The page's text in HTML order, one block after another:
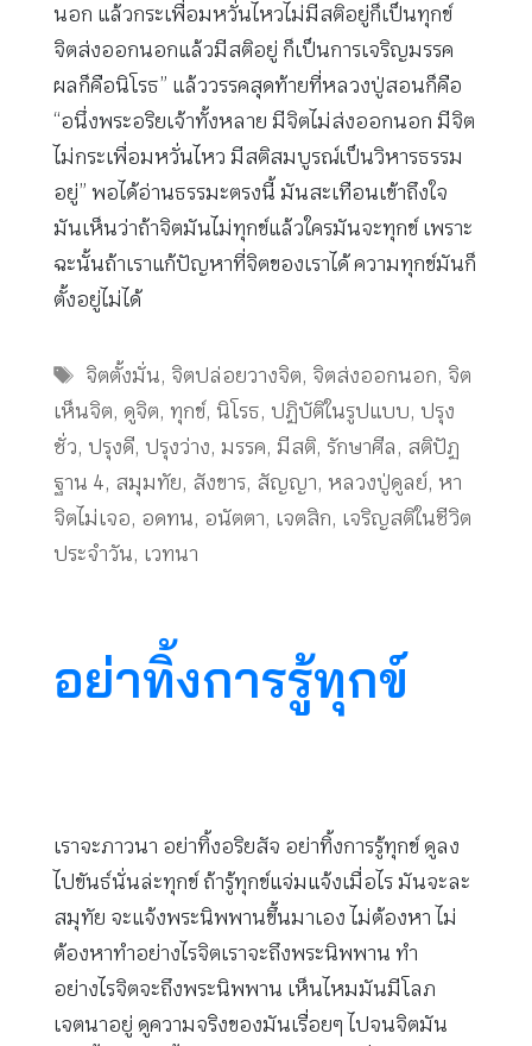
นอก แล้วกระเพื่อมหวั่นไหวไม่มีสติอยู่ก็เป็นทุกข์
จิตส่งออกนอกแล้วมีสติอยู่ ก็เป็นการเจริญมรรค
ผลก็คือนิโรธ” แล้ววรรคสุดท้ายที่หลวงปู่สอนก็คือ
“อนึ่งพระอริยเจ้าทั้งหลาย มีจิตไม่ส่งออกนอก มีจิต
ไม่กระเพื่อมหวั่นไหว มีสติสมบูรณ์เป็นวิหารธรรม
อยู่” พอได้อ่านธรรมะตรงนี้ มันสะเทือนเข้าถึงใจ
มันเห็นว่าถ้าจิตมันไม่ทุกข์แล้วใครมันจะทุกข์ เพราะ
ฉะนั้นถ้าเราแก้ปัญหาที่จิตของเราได้ ความทุกข์มันก็
ตั้งอยู่ไม่ได้
Tags
จิตตั้งมั่น, จิตปล่อยวางจิต, จิตส่งออกนอก, จิต
เห็นจิต, ดูจิต, ทุกข์, นิโรธ, ปฏิบัติในรูปแบบ, ปรุง
ชั่ว, ปรุงดี, ปรุงว่าง, มรรค, มีสติ, รักษาศีล, สติปัฏ
ฐาน 4, สมุมทัย, สังขาร, สัญญา, หลวงปู่ดูลย์, หา
จิตไม่เจอ, อดทน, อนัตตา, เจตสิก, เจริญสติในชีวิต
ประจำวัน, เวทนา
อย่าทิ้งการรู้ทุกข์
เราจะภาวนา อย่าทิ้งอริยสัจ อย่าทิ้งการรู้ทุกข์ ดูลง
ไปขันธ์นั่นล่ะทุกข์ ถ้ารู้ทุกข์แจ่มแจ้งเมื่อไร มันจะละ
สมุทัย จะแจ้งพระนิพพานขึ้นมาเอง ไม่ต้องหา ไม่
ต้องหาทำอย่างไรจิตเราจะถึงพระนิพพาน ทำ
อย่างไรจิตจะถึงพระนิพพาน เห็นไหมมันมีโลภ
เจตนาอยู่ ดูความจริงของมันเรื่อยๆ ไปจนจิตมัน